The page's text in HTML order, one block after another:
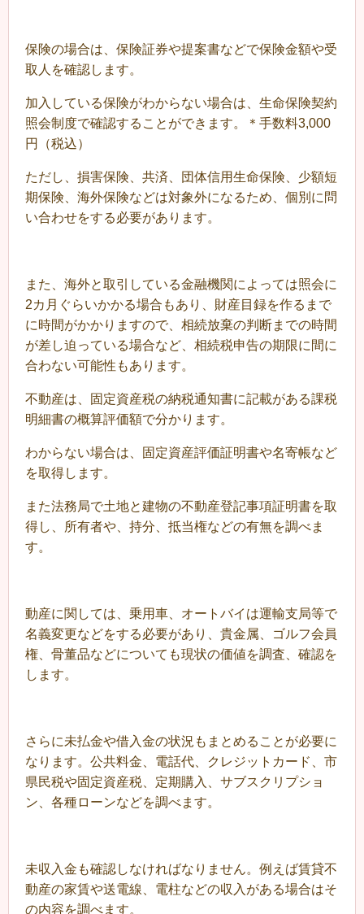
保険の場合は、保険証券や提案書などで保険金額や受
取人を確認します。
加入している保険がわからない場合は、生命保険契約
照会制度で確認することができます。＊手数料3,000
円（税込）
ただし、損害保険、共済、団体信用生命保険、少額短
期保険、海外保険などは対象外になるため、個別に問
い合わせをする必要があります。
また、海外と取引している金融機関によっては照会に
2カ月ぐらいかかる場合もあり、財産目録を作るまで
に時間がかかりますので、相続放棄の判断までの時間
が差し迫っている場合など、相続税申告の期限に間に
合わない可能性もあります。
不動産は、固定資産税の納税通知書に記載がある課税
明細書の概算評価額で分かります。
わからない場合は、固定資産評価証明書や名寄帳など
を取得します。
また法務局で土地と建物の不動産登記事項証明書を取
得し、所有者や、持分、抵当権などの有無を調べま
す。
動産に関しては、乗用車、オートバイは運輸支局等で
名義変更などをする必要があり、貴金属、ゴルフ会員
権、骨董品などについても現状の価値を調査、確認を
します。
さらに未払金や借入金の状況もまとめることが必要に
なります。公共料金、電話代、クレジットカード、市
県民税や固定資産税、定期購入、サブスクリプショ
ン、各種ローンなどを調べます。
未収入金も確認しなければなりません。例えば賃貸不
動産の家賃や送電線、電柱などの収入がある場合はそ
の内容を調べます。